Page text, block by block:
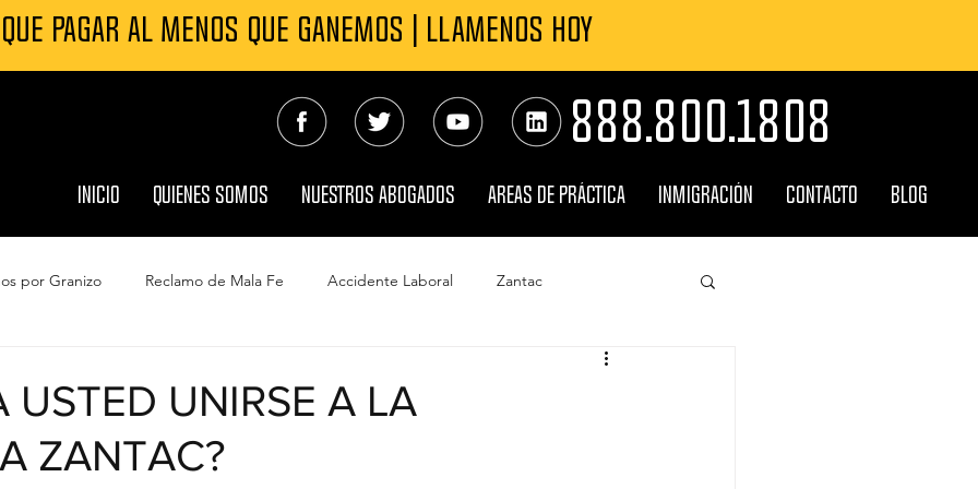
PAGAR AL MENOS QUE GANEMOS | LLAMENOS HOY
888.800.1808
INICIO QUIENES SOMOS NUESTROS ABOGADOS AREAS DE PRÁCTICA INMIGRACIÓN CONTACTO BLOG
por Granizo Reclamo de Mala Fe Accidente Laboral Zantac
Automovilísticos
Reclamo Seguro por daño de viento
USTED UNIRSE A LA
ZANTAC?